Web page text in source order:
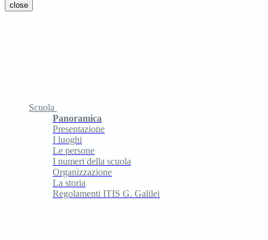
close
Scuola
Panoramica
Presentazione
I luoghi
Le persone
I numeri della scuola
Organizzazione
La storia
Regolamenti ITIS G. Galilei